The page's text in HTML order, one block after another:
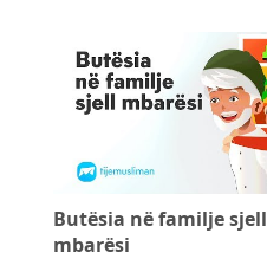
Butësia në familje sjell
mbarësi